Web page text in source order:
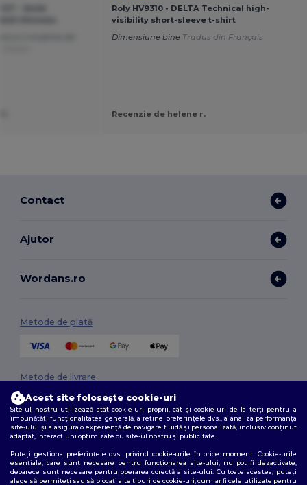
Roly HV9310 - DELTA Technical high-
visibility short-sleeve t-shirt
Dimensiune bine Tradus din Français
Recenzie de helene r.
Contact
Ajutor
Wordans.ro
Metode de plată
Metode de livrare
Urmărește-ne
Acest site folosește cookie-uri
Site-ul nostru utilizează atât cookie-uri proprii, cât și cookie-uri de la terți pentru a
îmbunătăți funcționalitatea generală, a reține preferințele dvs., a analiza performanța
site-ului și a asigura o experiență de navigare fluidă și personalizată, inclusiv conținut
adaptat, interacțiuni optimizate cu site-ul nostru și publicitate.
Puteți gestiona preferințele dvs. privind cookie-urile în orice moment. Cookie-urile
esențiale, care sunt necesare pentru funcționarea site-ului, nu pot fi dezactivate,
deoarece sunt necesare pentru operarea corectă a site-ului. Cu toate acestea, puteți
alege să permiteți sau să blocați alte tipuri de cookie-uri, cum ar fi cele utilizate pentru